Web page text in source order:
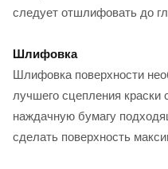
следует отшлифовать до
Шлифовка
Шлифовка поверхности
лучшего сцепления
наждачную бумагу
сделать поверхность